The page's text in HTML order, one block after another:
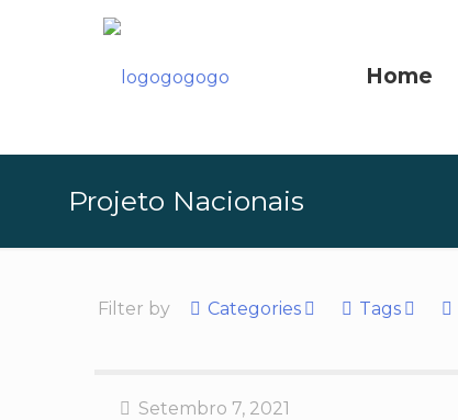
Home
Projeto Nacionais
Filter by Categories Tags
Setembro 7, 2021